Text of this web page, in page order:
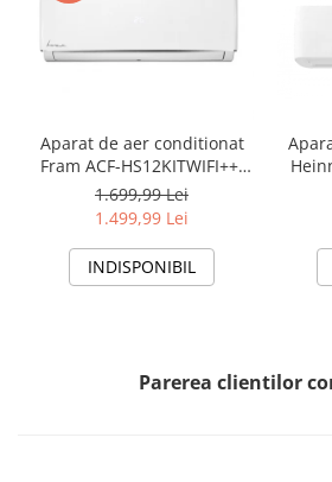
Aparat de aer conditionat
Fram ACF-HS12KITWIFI++,
12000 BTU, Wifi, Kit
instalare inclus, Functie
1.699,99 Lei
1.499,99 Lei
INDISPONIBIL
Wi-
Parerea clientilor